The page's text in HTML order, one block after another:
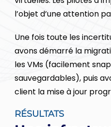
l’objet d’une attention
Une fois toute les
avons démarré la
les VMs (facilement
sauvegardables), puis
client la mise à jour
RÉSULTATS